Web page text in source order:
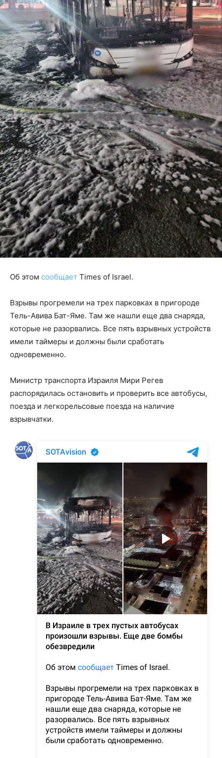
Об этом сообщает Times of Israel.
Взрывы прогремели на трех парковках в пригороде
Тель-Авива Бат-Яме. Там же нашли еще два снаряда,
которые не разорвались. Все пять взрывных устройств
имели таймеры и должны были сработать
одновременно.
Министр транспорта Израиля Мири Регев
распорядилась остановить и проверить все автобусы,
поезда и легкорельсовые поезда на наличие
взрывчатки.